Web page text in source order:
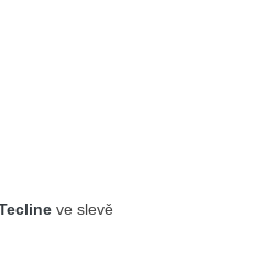
ve slevě